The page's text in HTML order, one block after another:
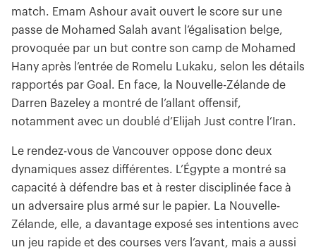
match. Emam Ashour avait ouvert le score sur une
passe de Mohamed Salah avant l’égalisation belge,
provoquée par un but contre son camp de Mohamed
Hany après l’entrée de Romelu Lukaku, selon les détails
rapportés par Goal. En face, la Nouvelle-Zélande de
Darren Bazeley a montré de l’allant offensif,
notamment avec un doublé d’Elijah Just contre l’Iran.
Le rendez-vous de Vancouver oppose donc deux
dynamiques assez différentes. L’Égypte a montré sa
capacité à défendre bas et à rester disciplinée face à
un adversaire plus armé sur le papier. La Nouvelle-
Zélande, elle, a davantage exposé ses intentions avec
un jeu rapide et des courses vers l’avant, mais a aussi